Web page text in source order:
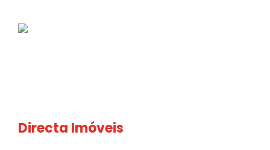
Directa Imóveis